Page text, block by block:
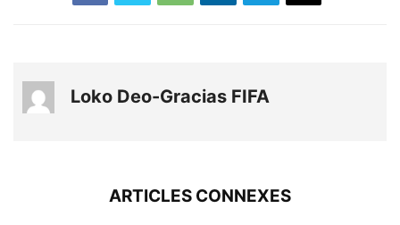
Loko Deo-Gracias FIFA
ARTICLES CONNEXES